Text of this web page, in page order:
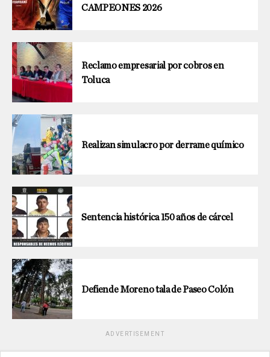
CAMPEONES 2026
Reclamo empresarial por cobros en
Toluca
Realizan simulacro por derrame químico
Sentencia histórica 150 años de cárcel
Defiende Moreno tala de Paseo Colón
ADVERTISEMENT